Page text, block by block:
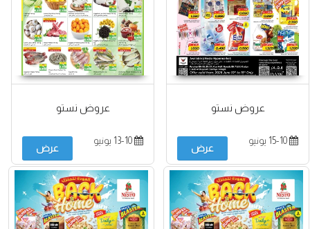
عروض نستو
15-10 يونيو
عرض
عروض نستو
13-10 يونيو
عرض